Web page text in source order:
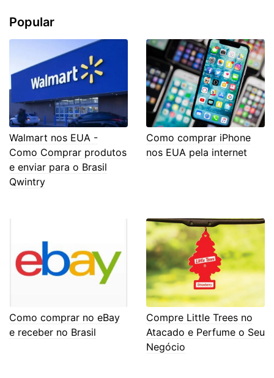
Popular
Walmart nos EUA -
Como Comprar produtos
e enviar para o Brasil
Qwintry
Como comprar iPhone
nos EUA pela internet
Como comprar no eBay
e receber no Brasil
Compre Little Trees no
Atacado e Perfume o Seu
Negócio